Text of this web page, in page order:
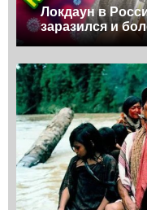
Локдаун в
заразился и